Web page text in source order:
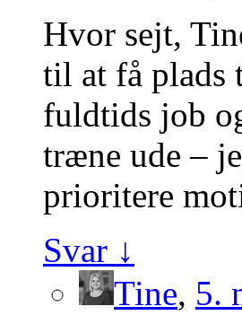
Hvor sejt,
til at få plads
fuldtids job
træne ude –
prioritere
Svar ↓
Tine, 5.